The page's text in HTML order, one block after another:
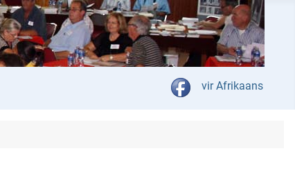
Select your language
vir Afrikaans